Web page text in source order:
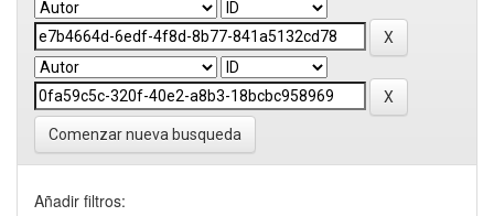
Comenzar nueva busqueda
Añadir filtros: